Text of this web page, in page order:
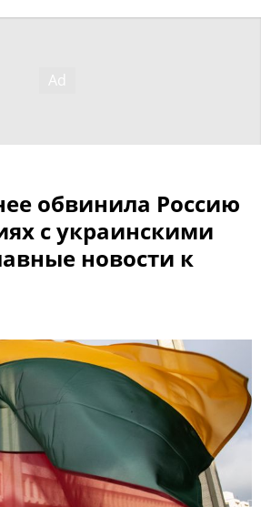
обвинила Россию
с украинскими
новости к